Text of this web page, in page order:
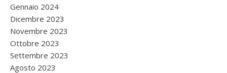
Gennaio 2024
Dicembre 2023
Novembre 2023
Ottobre 2023
Settembre 2023
Agosto 2023